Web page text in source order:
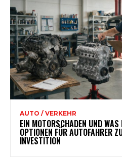
AUTO / VERKEHR
EIN MOTORSCHADEN UND
OPTIONEN FÜR AUTOFAHRER
INVESTITION